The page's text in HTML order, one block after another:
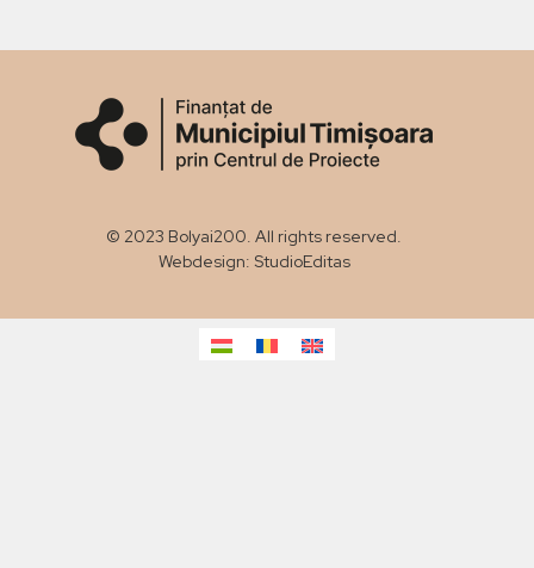
© 2023 Bolyai200. All rights reserved.
Webdesign: StudioEditas